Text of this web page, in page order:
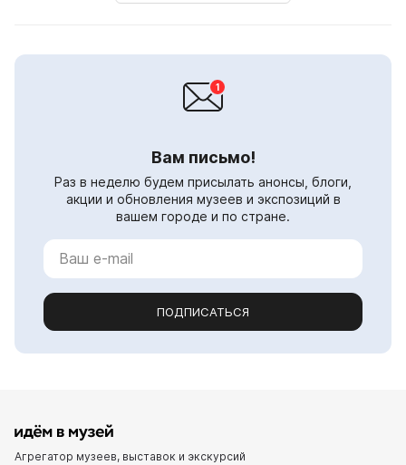
Вам письмо!
Раз в неделю будем присылать анонсы, блоги,
акции и обновления музеев и экспозиций в
вашем городе и по стране.
ПОДПИСАТЬСЯ
Агрегатор музеев, выставок и экскурсий